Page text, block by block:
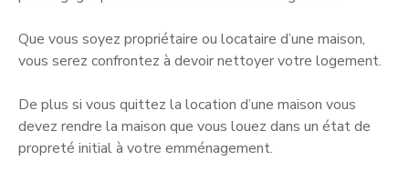
Que vous soyez propriétaire ou locataire d’une maison,
vous serez confrontez à devoir nettoyer votre logement.
De plus si vous quittez la location d’une maison vous
devez rendre la maison que vous louez dans un état de
propreté initial à votre emménagement.